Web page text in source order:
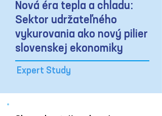
Nová éra tepla a chladu:
Sektor udržateľného
vykurovania ako nový pilier
slovenskej ekonomiky
Expert Study